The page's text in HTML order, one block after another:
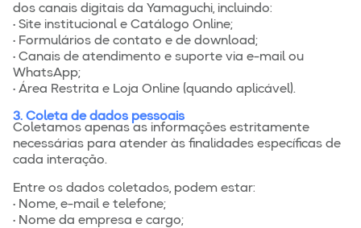
dos canais digitais da Yamaguchi, incluindo:
• Site institucional e Catálogo Online;
• Formulários de contato e de download;
• Canais de atendimento e suporte via e-mail ou
WhatsApp;
• Área Restrita e Loja Online (quando aplicável).
3. Coleta de dados pessoais
Coletamos apenas as informações estritamente
necessárias para atender às finalidades específicas de
cada interação.
Entre os dados coletados, podem estar:
• Nome, e-mail e telefone;
• Nome da empresa e cargo;